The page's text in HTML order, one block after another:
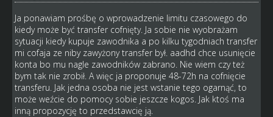
Ja ponawiam prośbę o wprowadzenie limitu czasowego do
kiedy może być transfer cofnięty. Ja sobie nie wyobrażam
sytuacji kiedy kupuje zawodnika a po kilku tygodniach transfer
mi cofaja ze niby zawyżony transfer był. aadhd chce usunięcie
konta bo mu nagle zawodników zabrano. Nie wiem czy też
bym tak nie zrobił. A więc ja proponuje 48-72h na cofnięcie
transferu. Jak jedna osoba nie jest wstanie tego ogarnąć, to
może weźcie do pomocy sobie jeszcze kogos. Jak ktoś ma
inną propozycję to przedstawcię ją.